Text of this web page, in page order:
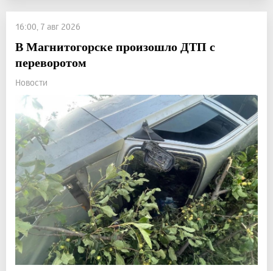
16:00, 7 авг 2026
В Магнитогорске произошло ДТП с
переворотом
Новости